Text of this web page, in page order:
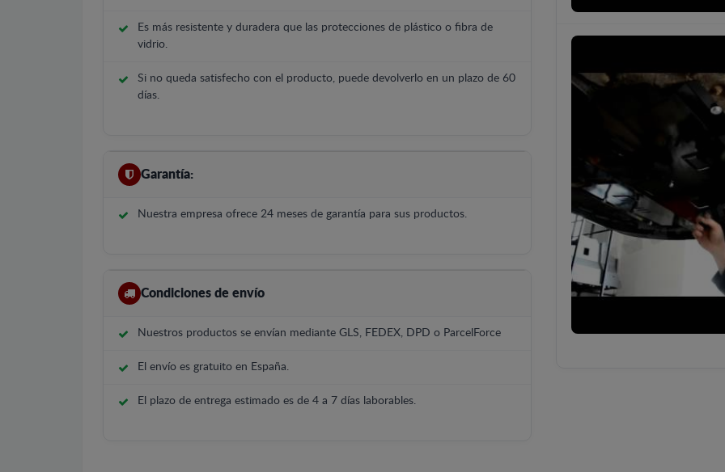
Es más resistente y duradera que las protecciones de plástico o fibra de
vidrio.
Si no queda satisfecho con el producto, puede devolverlo en un plazo de 60
días.
Garantía:
Nuestra empresa ofrece 24 meses de garantía para sus productos.
Condiciones de envío
Nuestros productos se envían mediante GLS, FEDEX, DPD o ParcelForce
El envío es gratuito en España.
El plazo de entrega estimado es de 4 a 7 días laborables.